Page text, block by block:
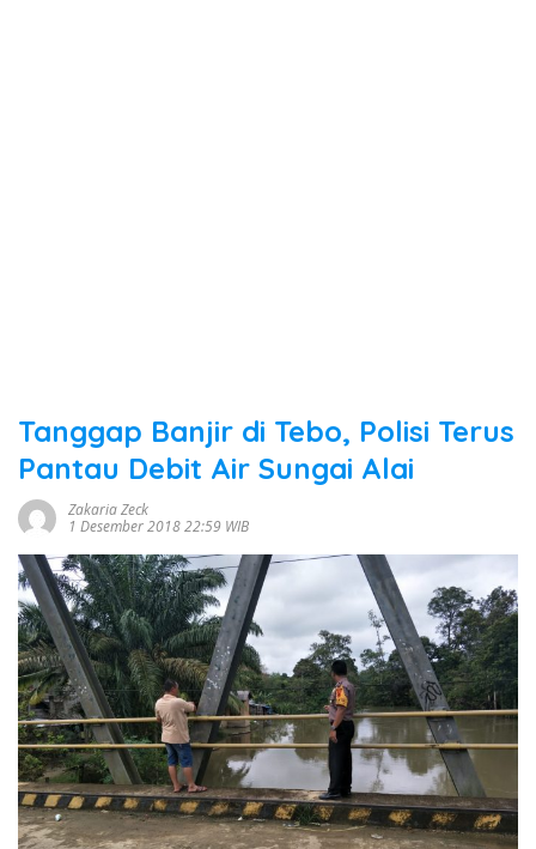
Tanggap Banjir di Tebo, Polisi Terus
Pantau Debit Air Sungai Alai
Zakaria Zeck
1 Desember 2018 22:59 WIB